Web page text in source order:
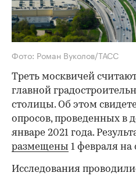
Фото: Роман Вуколов/ТАСС
Треть москвичей
главной
столицы. Об этом
опросов, проведенных в
январе 2021 года.
размещены 1 февраля
Исследования